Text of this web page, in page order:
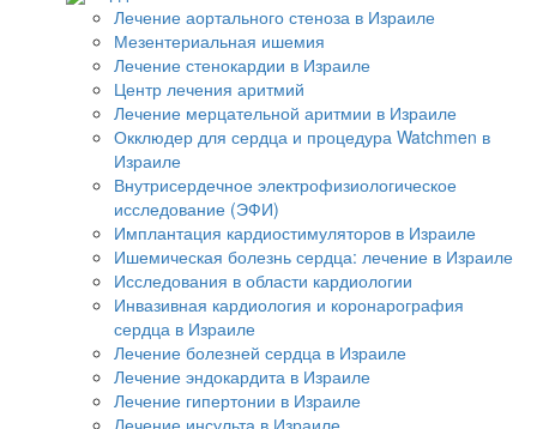
Лечение аортального стеноза в Израиле
Мезентериальная ишемия
Лечение стенокардии в Израиле
Центр лечения аритмий
Лечение мерцательной аритмии в Израиле
Окклюдер для сердца и процедура Watchmen в
Израиле
Внутрисердечное электрофизиологическое
исследование (ЭФИ)
Имплантация кардиостимуляторов в Израиле
Ишемическая болезнь сердца: лечение в Израиле
Исследования в области кардиологии
Инвазивная кардиология и коронарография
сердца в Израиле
Лечение болезней сердца в Израиле
Лечение эндокардита в Израиле
Лечение гипертонии в Израиле
Лечение инсульта в Израиле